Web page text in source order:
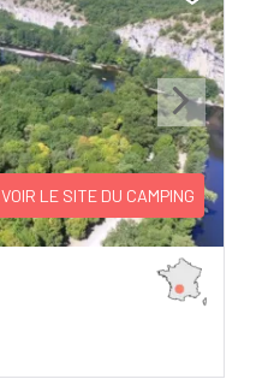
Next
VOIR LE SITE DU CAMPING